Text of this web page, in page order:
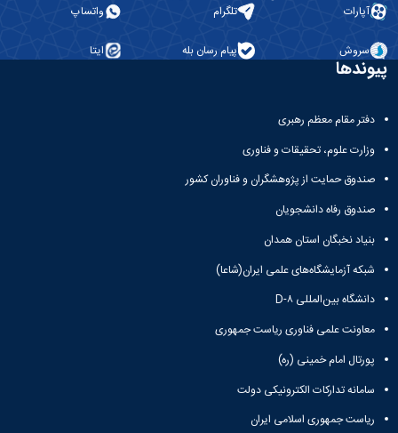
آپارات تلگرام واتساپ
سروش پیام رسان بله ایتا
پیوندها
دفتر مقام معظم رهبری
وزارت علوم، تحقیقات و فناوری
صندوق حمایت از پژوهشگران و فناوران کشور
صندوق رفاه دانشجویان
بنیاد نخبگان استان همدان
شبکه آزمایشگاه‌های علمی ایران(شاعا)
دانشگاه بین‌المللی D-۸
معاونت علمی فناوری ریاست جمهوری
پورتال امام خمینی (ره)
سامانه تدارکات الکترونیکی دولت
ریاست جمهوری اسلامی ایران